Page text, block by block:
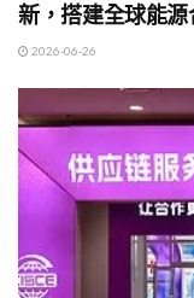
新，搭建全球能
2026-06-26